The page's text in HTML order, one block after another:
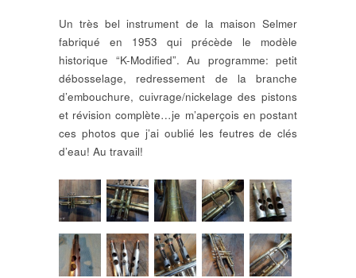
Un très bel instrument de la maison Selmer
fabriqué en 1953 qui précède le modèle
historique “K-Modified”. Au programme: petit
débosselage, redressement de la branche
d’embouchure, cuivrage/nickelage des pistons
et révision complète…je m’aperçois en postant
ces photos que j’ai oublié les feutres de clés
d’eau! Au travail!